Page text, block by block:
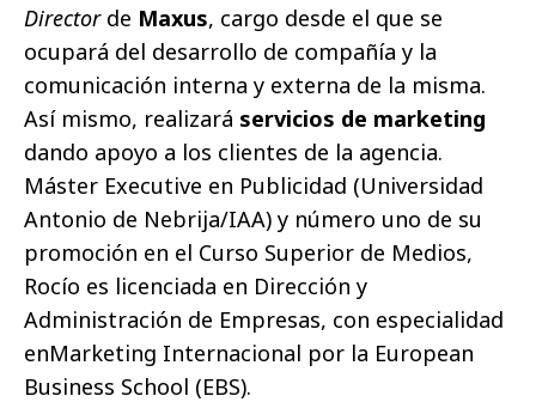
Directorde Maxus, cargo desde el que se
ocupará del desarrollo de compañía y la
comunicación interna y externa de la misma.
Así mismo, realizará servicios de marketing
dando apoyo a los clientes de la agencia.
Máster Executive en Publicidad (Universidad
Antonio de Nebrija/IAA) y número uno de su
promoción en el Curso Superior de Medios,
Rocío es licenciada en Dirección y
Administración de Empresas, con especialidad
enMarketing Internacional por la European
Business School (EBS).